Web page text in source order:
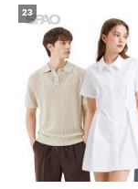
23